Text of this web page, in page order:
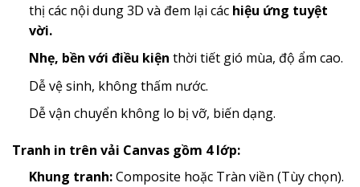
thị các nội dung 3D và đem lại các hiệu ứng tuyệt
vời.
Nhẹ, bền với điều kiện thời tiết gió mùa, độ ẩm cao.
Dễ vệ sinh, không thấm nước.
Dễ vận chuyển không lo bị vỡ, biến dạng.
Tranh in trên vải Canvas gồm 4 lớp:
Khung tranh:Composite hoặc Tràn viền (Tùy chọn).